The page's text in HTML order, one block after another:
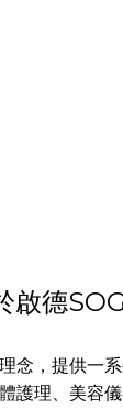
德
念，提供一
護理、美容